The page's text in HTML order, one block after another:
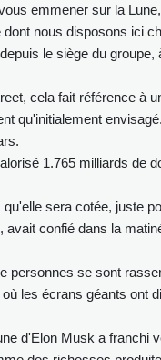
emmener sur la
nous disposons ici
le siège du groupe,
cela fait référence à
qu'initialement
1.765 milliards de
sera cotée, juste
confié dans la
personnes se sont
les écrans géants ont
d'Elon Musk a franchi